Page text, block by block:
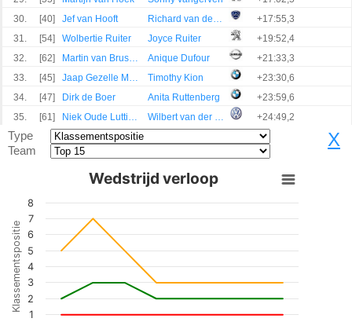
30.
[40] Jef van Hooft Richard van den Wildenberg
+17:55,3
31.
[54] Wolbertie Ruiter Joyce Ruiter
+19:52,4
32.
[62] Martin van Brussel Anique Dufour
+21:33,3
33.
[45] Jaap Gezelle Meerburg Timothy Kion
+23:30,6
34.
[47] Dirk de Boer Anita Ruttenberg
+23:59,6
35.
[61] Niek Oude Luttikhuis Wilbert van der Burg +24:49,2
X
Type
Team
Klassementspositie
Wedstrijd verloop
1
2
3
4
5
6
7
8